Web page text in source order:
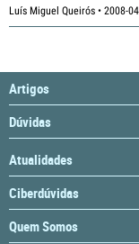
Luís Miguel Queirós • 2008-
Artigos
Dúvidas
Atualidades
Ciberdúvidas
Quem Somos